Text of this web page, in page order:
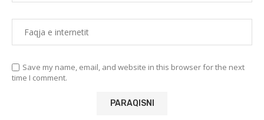
Save my name, email, and website in this browser for the next
time I comment.